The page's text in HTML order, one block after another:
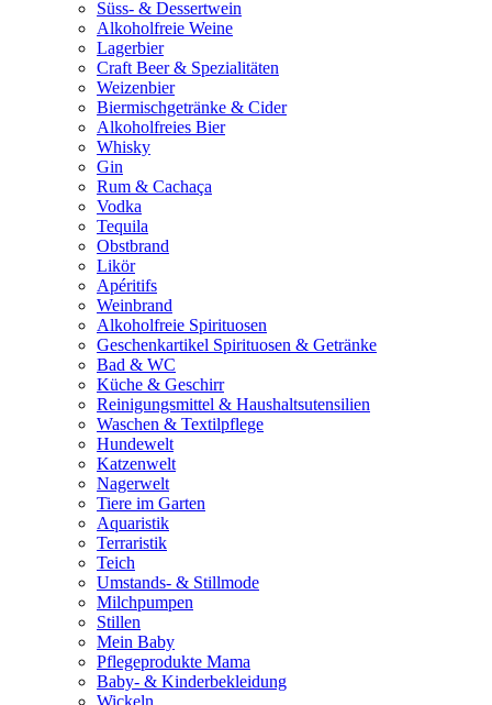
Süss- & Dessertwein
Alkoholfreie Weine
Lagerbier
Craft Beer & Spezialitäten
Weizenbier
Biermischgetränke & Cider
Alkoholfreies Bier
Whisky
Gin
Rum & Cachaça
Vodka
Tequila
Obstbrand
Likör
Apéritifs
Weinbrand
Alkoholfreie Spirituosen
Geschenkartikel Spirituosen & Getränke
Bad & WC
Küche & Geschirr
Reinigungsmittel & Haushaltsutensilien
Waschen & Textilpflege
Hundewelt
Katzenwelt
Nagerwelt
Tiere im Garten
Aquaristik
Terraristik
Teich
Umstands- & Stillmode
Milchpumpen
Stillen
Mein Baby
Pflegeprodukte Mama
Baby- & Kinderbekleidung
Wickeln